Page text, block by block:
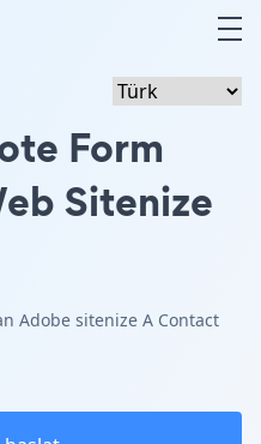
Form
Sitenize
Adobe sitenize A Contact